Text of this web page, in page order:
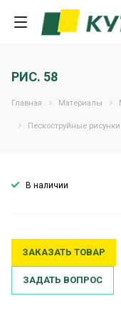
РИС. 58
Главная Материалы
Пескоструйные рисунки
В наличии
ЗАКАЗАТЬ ТОВАР
ЗАДАТЬ ВОПРОС